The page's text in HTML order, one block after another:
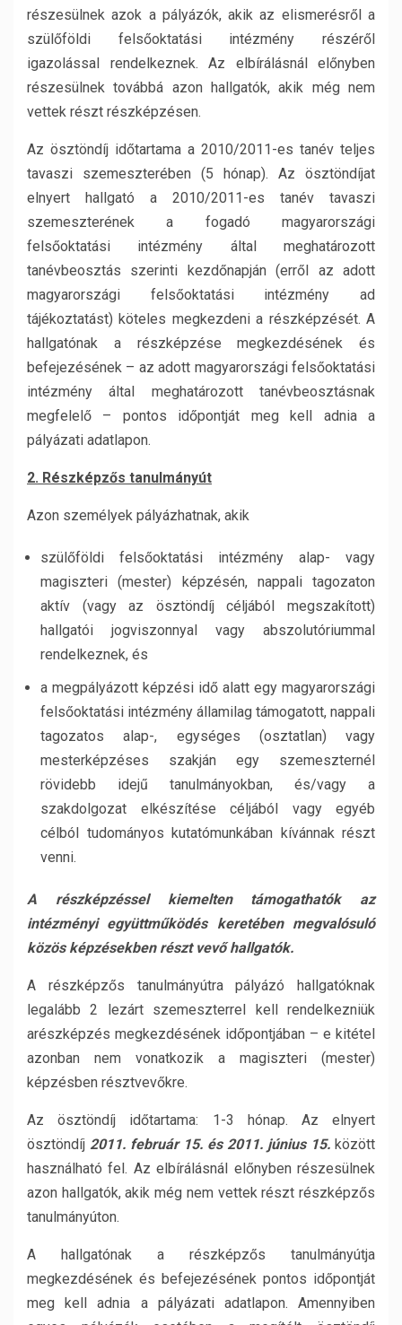
részesülnek azok a pályázók, akik az elismerésről a
szülőföldi felsőoktatási intézmény részéről
igazolással rendelkeznek. Az elbírálásnál előnyben
részesülnek továbbá azon hallgatók, akik még nem
vettek részt részképzésen.
Az ösztöndíj időtartama a 2010/2011-es tanév teljes
tavaszi szemeszterében (5 hónap). Az ösztöndíjat
elnyert hallgató a 2010/2011-es tanév tavaszi
szemeszterének a fogadó magyarországi
felsőoktatási intézmény által meghatározott
tanévbeosztás szerinti kezdőnapján (erről az adott
magyarországi felsőoktatási intézmény ad
tájékoztatást) köteles megkezdeni a részképzését. A
hallgatónak a részképzése megkezdésének és
befejezésének – az adott magyarországi felsőoktatási
intézmény által meghatározott tanévbeosztásnak
megfelelő – pontos időpontját meg kell adnia a
pályázati adatlapon.
2. Részképzős tanulmányút
Azon személyek pályázhatnak, akik
szülőföldi felsőoktatási intézmény alap- vagy
magiszteri (mester) képzésén, nappali tagozaton
aktív (vagy az ösztöndíj céljából megszakított)
hallgatói jogviszonnyal vagy abszolutóriummal
rendelkeznek, és
a megpályázott képzési idő alatt egy magyarországi
felsőoktatási intézmény államilag támogatott, nappali
tagozatos alap-, egységes (osztatlan) vagy
mesterképzéses szakján egy szemeszternél
rövidebb idejű tanulmányokban, és/vagy a
szakdolgozat elkészítése céljából vagy egyéb
célból tudományos kutatómunkában kívánnak részt
venni.
A részképzéssel kiemelten támogathatók az
intézményi együttműködés keretében megvalósuló
közös képzésekben részt vevő hallgatók.
A részképzős tanulmányútra pályázó hallgatóknak
legalább 2 lezárt szemeszterrel kell rendelkezniük
arészképzés megkezdésének időpontjában – e kitétel
azonban nem vonatkozik a magiszteri (mester)
képzésben résztvevőkre.
Az ösztöndíj időtartama: 1-3 hónap. Az elnyert
ösztöndíj 2011. február 15. és 2011. június 15. között
használható fel. Az elbírálásnál előnyben részesülnek
azon hallgatók, akik még nem vettek részt részképzős
tanulmányúton.
A hallgatónak a részképzős tanulmányútja
megkezdésének és befejezésének pontos időpontját
meg kell adnia a pályázati adatlapon. Amennyiben